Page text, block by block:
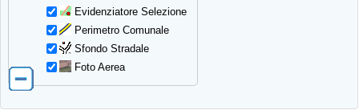
Evidenziatore Selezione
Perimetro Comunale
Sfondo Stradale
Foto Aerea